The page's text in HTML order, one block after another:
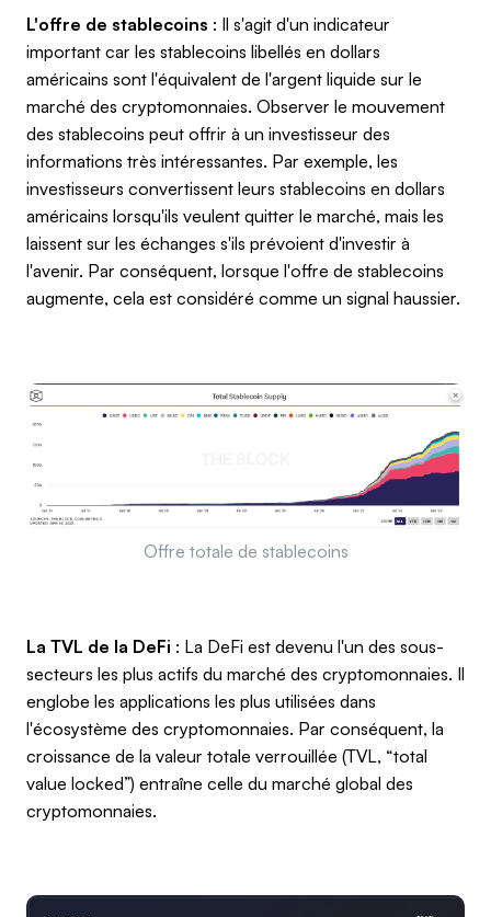
L'offre de stablecoins : Il s'agit d'un indicateur
important car les stablecoins libellés en dollars
américains sont l'équivalent de l'argent liquide sur le
marché des cryptomonnaies. Observer le mouvement
des stablecoins peut offrir à un investisseur des
informations très intéressantes. Par exemple, les
investisseurs convertissent leurs stablecoins en dollars
américains lorsqu'ils veulent quitter le marché, mais les
laissent sur les échanges s'ils prévoient d'investir à
l'avenir. Par conséquent, lorsque l'offre de stablecoins
augmente, cela est considéré comme un signal haussier.
Offre totale de stablecoins
La TVL de la DeFi : La DeFi est devenu l'un des sous-
secteurs les plus actifs du marché des cryptomonnaies. Il
englobe les applications les plus utilisées dans
l'écosystème des cryptomonnaies. Par conséquent, la
croissance de la valeur totale verrouillée (TVL, “total
value locked”) entraîne celle du marché global des
cryptomonnaies.